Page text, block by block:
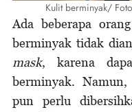
Kulit berminyak/
Ada beberapa
berminyak tidak
mask, karena
berminyak.
pun perlu